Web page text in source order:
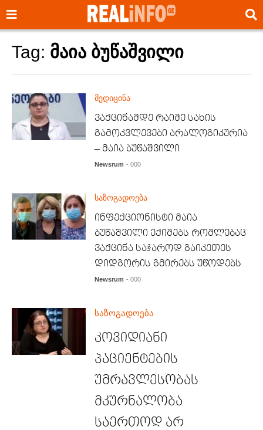
Tag: მაია ბუწაშვილი
მედიცინა
ვაქცინამდე რაიმე სახის
გამოკვლევები არალოგიკურია
– მაია ბუწაშვილი
Newsrum - 000
საზოგადოება
ინფექციონისტი მაია
ბუწაშვილი ექიმებს რომლებაც
ვაქცინა საჯაროდ გაიკეთეს
დიდგორის გმირებს უწოდებს
Newsrum - 000
საზოგადოება
კოვიდიანი
პაციენტების
უმრავლესობას
მკურნალობა
საერთოდ არ